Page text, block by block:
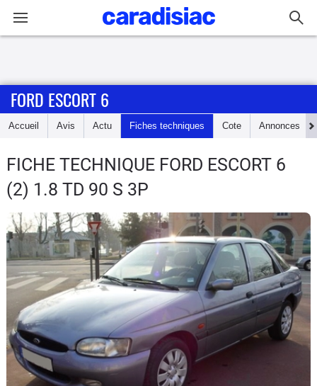
Accueil
Essais
Guide
d'achat
Electriques
Utilitaires
Flottes
Auto
FORD ESCORT 6
Accueil Avis Actu Fiches techniques Cote Annonces
FICHE TECHNIQUE FORD ESCORT 6
(2) 1.8 TD 90 S 3P